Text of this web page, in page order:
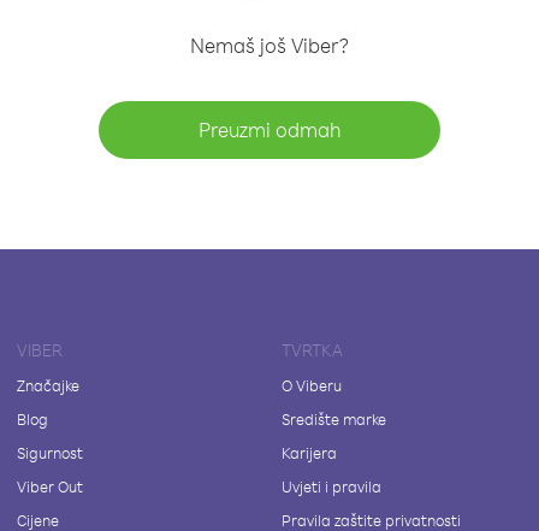
Nemaš još Viber?
Preuzmi odmah
VIBER
Značajke
Blog
Sigurnost
Viber Out
Cijene
TVRTKA
O Viberu
Središte marke
Karijera
Uvjeti i pravila
Pravila zaštite privatnosti